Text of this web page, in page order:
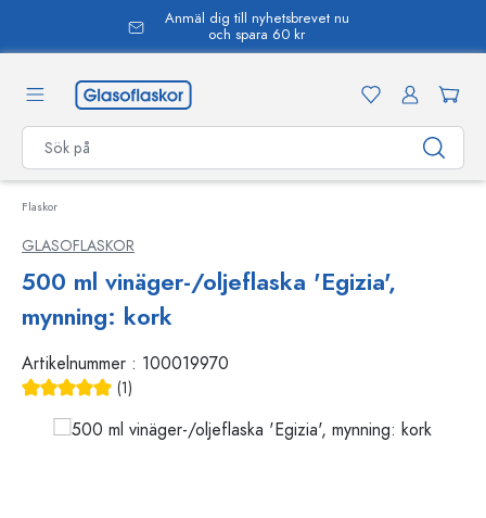
Anmäl dig till nyhetsbrevet nu
och spara 60 kr
Flaskor
GLASOFLASKOR
500 ml vinäger-/oljeflaska 'Egizia',
mynning: kork
Artikelnummer : 100019970
(1)